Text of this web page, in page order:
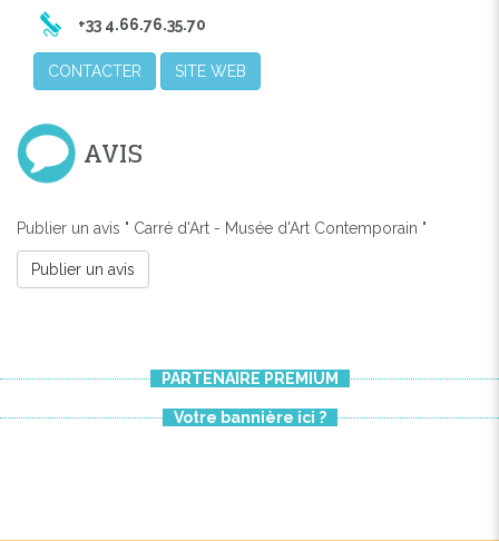
+33 4.66.76.35.70
CONTACTER SITE WEB
AVIS
Publier un avis " Carré d'Art - Musée d'Art Contemporain "
Publier un avis
PARTENAIRE PREMIUM
Votre bannière ici ?